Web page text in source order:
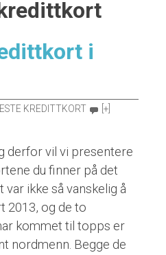
i
KREDITTKORT [+]
derfor vil vi presentere
du finner på det
var ikke så vanskelig å
2013, og de to
kommet til topps er
nordmenn. Begge de